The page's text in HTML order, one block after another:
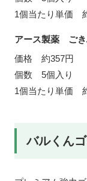
1個当たり単価
アース製薬 ごき
価格 約357円
個数 5個入り
1個当たり単価
バルくん